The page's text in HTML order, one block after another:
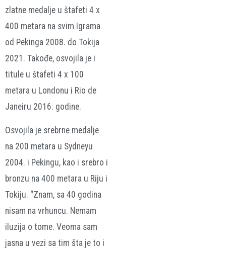
zlatne medalje u štafeti 4 x
400 metara na svim Igrama
od Pekinga 2008. do Tokija
2021. Takođe, osvojila je i
titule u štafeti 4 x 100
metara u Londonu i Rio de
Janeiru 2016. godine.
Osvojila je srebrne medalje
na 200 metara u Sydneyu
2004. i Pekingu, kao i srebro i
bronzu na 400 metara u Riju i
Tokiju. “Znam, sa 40 godina
nisam na vrhuncu. Nemam
iluzija o tome. Veoma sam
jasna u vezi sa tim šta je to i